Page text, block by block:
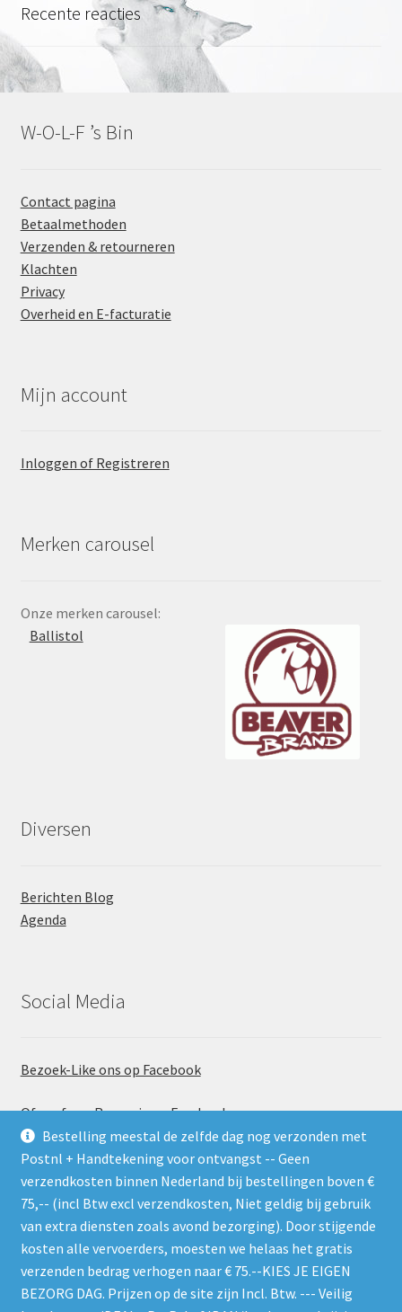
Bestelling meestal de zelfde dag nog verzonden met
Postnl + Handtekening voor ontvangst -- Geen
verzendkosten binnen Nederland bij bestellingen boven €
75,-- (incl Btw excl verzendkosten, Niet geldig bij gebruik
van extra diensten zoals avond bezorging). Door stijgende
kosten alle vervoerders, moesten we helaas het gratis
verzenden bedrag verhogen naar € 75.--KIES JE EIGEN
BEZORG DAG. Prijzen op de site zijn Incl. Btw. --- Veilig
Recente reacties
W-O-L-F ’s Bin
Contact pagina
Betaalmethoden
Verzenden & retourneren
Klachten
Privacy
Overheid en E-facturatie
Mijn account
Inloggen of Registreren
Merken carousel
Onze merken carousel:
Ballistol
Diversen
Berichten Blog
Agenda
Social Media
Bezoek-Like ons op Facebook
Of geef een Recensie op Facebook
Gebruik de RSS feed. Zie gelijk welke nieuwe producten er
worden geplaatst